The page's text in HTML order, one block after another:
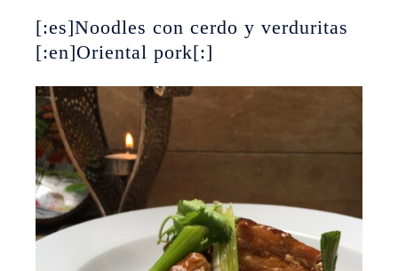
[:es]Noodles con cerdo y verduritas
[:en]Oriental pork[:]